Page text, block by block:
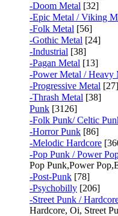
-Doom Metal [32]
-Epic Metal / Viking
-Folk Metal [56]
-Gothic Metal [24]
-Industrial [38]
-Pagan Metal [13]
-Power Metal / Heavy
-Progressive Metal [27]
-Thrash Metal [38]
Punk [3126]
-Folk Punk/ Celtic
-Horror Punk [86]
-Melodic Hardcore
-Pop Punk / Power
Pop Punk,Power
-Post-Punk [78]
-Psychobilly [206]
-Street Punk /
Hardcore, Oi, Street